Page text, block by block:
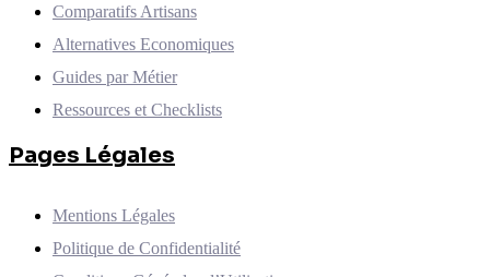
Comparatifs Artisans
Alternatives Economiques
Guides par Métier
Ressources et Checklists
Pages Légales
Mentions Légales
Politique de Confidentialité